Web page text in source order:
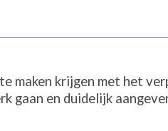
maken krijgen met het
gaan en duidelijk